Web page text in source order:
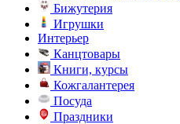
Бижутерия
Игрушки
Интерьер
Канцтовары
Книги, курсы
Кожгалантерея
Посуда
Праздники